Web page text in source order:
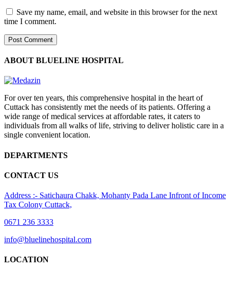
Save my name, email, and website in this browser for the next
time I comment.
ABOUT BLUELINE HOSPITAL
For over ten years, this comprehensive hospital in the heart of
Cuttack has consistently met the needs of its patients. Offering a
wide range of medical services at affordable rates, it caters to
individuals from all walks of life, striving to deliver holistic care in a
single convenient location.
DEPARTMENTS
CONTACT US
Address :- Satichaura Chakk, Mohanty Pada Lane Infront of Income
Tax Colony Cuttack,
0671 236 3333
info@bluelinehospital.com
LOCATION